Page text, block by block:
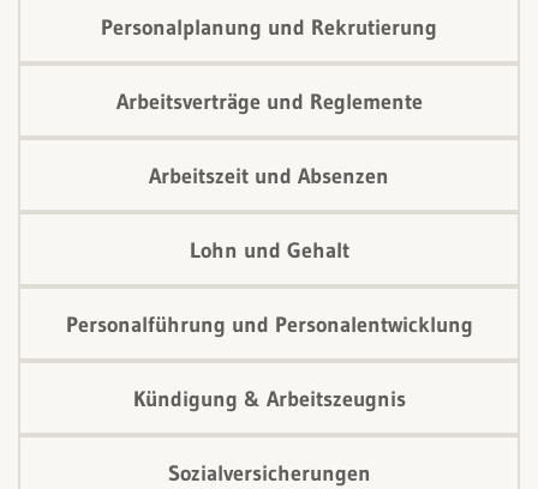
Personalplanung und Rekrutierung
Arbeitsverträge und Reglemente
Arbeitszeit und Absenzen
Lohn und Gehalt
Personalführung und Personalentwicklung
Kündigung & Arbeitszeugnis
Sozialversicherungen